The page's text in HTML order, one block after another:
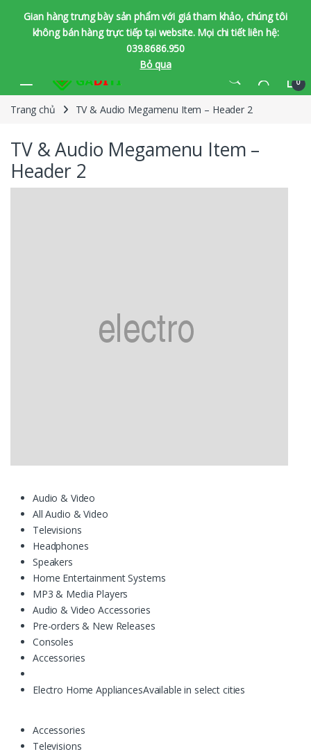
Gian hàng trưng bày sản phẩm với giá tham khảo, chúng tôi
không bán hàng trực tiếp tại website. Mọi chi tiết liên hệ:
039.8686.950
Bỏ qua
0
Trang chủ TV & Audio Megamenu Item – Header 2
TV & Audio Megamenu Item –
Header 2
Audio & Video
All Audio & Video
Televisions
Headphones
Speakers
Home Entertainment Systems
MP3 & Media Players
Audio & Video Accessories
Pre-orders & New Releases
Consoles
Accessories
Electro Home AppliancesAvailable in select cities
Accessories
Televisions